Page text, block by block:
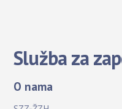
Služba za
O nama